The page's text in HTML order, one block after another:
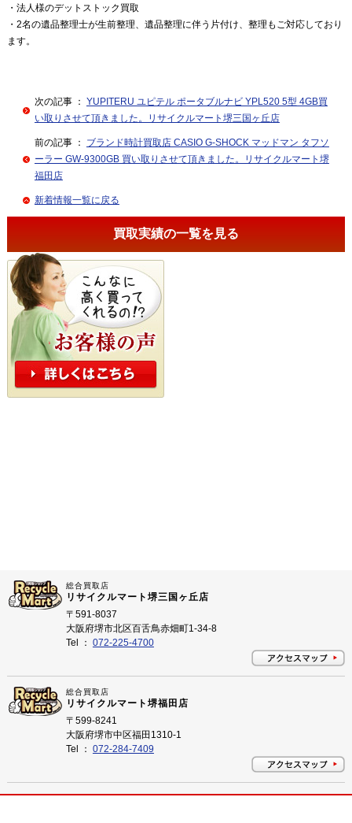
・法人様のデットストック買取
・2名の遺品整理士が生前整理、遺品整理に伴う片付け、整理もご対応しており
ます。
次の記事 ： YUPITERU ユピテル ポータブルナビ YPL520 5型 4GB買
い取りさせて頂きました。リサイクルマート堺三国ヶ丘店
前の記事 ： ブランド時計買取店 CASIO G-SHOCK マッドマン タフソ
ーラー GW-9300GB 買い取りさせて頂きました。リサイクルマート堺
福田店
新着情報一覧に戻る
買取実績の一覧を見る
総合買取店
リサイクルマート堺三国ヶ丘店
〒591-8037
大阪府堺市北区百舌鳥赤畑町1-34-8
Tel ： 072-225-4700
総合買取店
リサイクルマート堺福田店
〒599-8241
大阪府堺市中区福田1310-1
Tel ： 072-284-7409